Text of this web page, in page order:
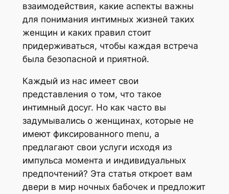
взаимодействия, какие аспекты важны
для понимания интимных жизней таких
женщин и каких правил стоит
придерживаться, чтобы каждая встреча
была безопасной и приятной.
Каждый из нас имеет свои
представления о том, что такое
интимный досуг. Но как часто вы
задумывались о женщинах, которые не
имеют фиксированного menu, а
предлагают свои услуги исходя из
импульса момента и индивидуальных
предпочтений? Эта статья откроет вам
двери в мир ночных бабочек и предложит